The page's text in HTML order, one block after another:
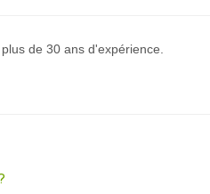
de 30 ans d'expérience.